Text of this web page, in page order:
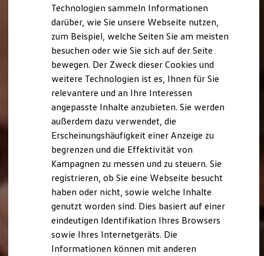
Nachhaltigkeit
Technologie
Kosten und Kauf
Verbrauchskosten
Kaufoptionen
E-Auto-Förderung
Software und Konnektivität
Die ID. Software 6
ID. Software Versionen und Updates
Digitale Extras
Schnittstellen zu Ihrem ID.
Marke und Erlebnis
Volkswagen R und R Experience
R-Modelle
R Experience
Driving Experience
Volkswagen entdecken
Werkbesichtigung
Lifestyle Shop
T-Roc Kollektion
Golf Kollektion
Technologien sammeln Informationen
darüber, wie Sie unsere Webseite nutzen,
zum Beispiel, welche Seiten Sie am meisten
besuchen oder wie Sie sich auf der Seite
bewegen. Der Zweck dieser Cookies und
weitere Technologien ist es, Ihnen für Sie
relevantere und an Ihre Interessen
angepasste Inhalte anzubieten. Sie werden
außerdem dazu verwendet, die
Erscheinungshäufigkeit einer Anzeige zu
begrenzen und die Effektivität von
Kampagnen zu messen und zu steuern. Sie
registrieren, ob Sie eine Webseite besucht
haben oder nicht, sowie welche Inhalte
genutzt worden sind. Dies basiert auf einer
eindeutigen Identifikation Ihres Browsers
sowie Ihres Internetgeräts. Die
Informationen können mit anderen